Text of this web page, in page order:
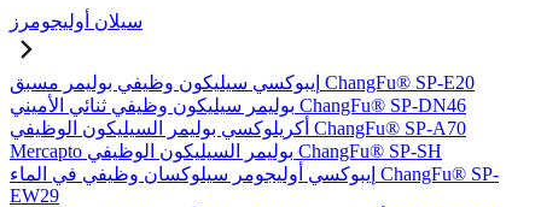
سيلان أوليجومرز
إيبوكسي سيليكون وظيفي بوليمر مسبق ChangFu® SP-E20
بوليمر سيليكون وظيفي ثنائي الأميني ChangFu® SP-DN46
أكريلوكسي بوليمر السيليكون الوظيفي ChangFu® SP-A70
Mercapto بوليمر السيليكون الوظيفي ChangFu® SP-SH
إيبوكسي أوليجومر سيلوكسان وظيفي في الماء ChangFu® SP-
EW29